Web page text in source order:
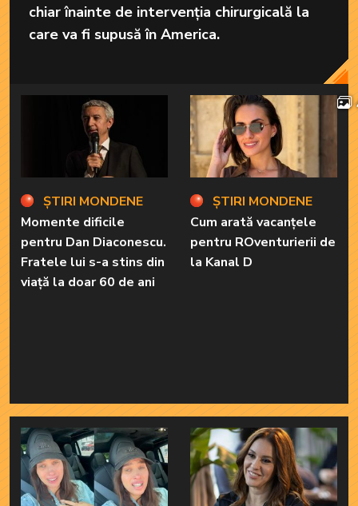
chiar înainte de intervenția chirurgicală la
care va fi supusă în America.
ȘTIRI MONDENE
Momente dificile
pentru Dan Diaconescu.
Fratele lui s-a stins din
viață la doar 60 de ani
ȘTIRI MONDENE
Cum arată vacanțele
pentru ROventurierii de
la Kanal D